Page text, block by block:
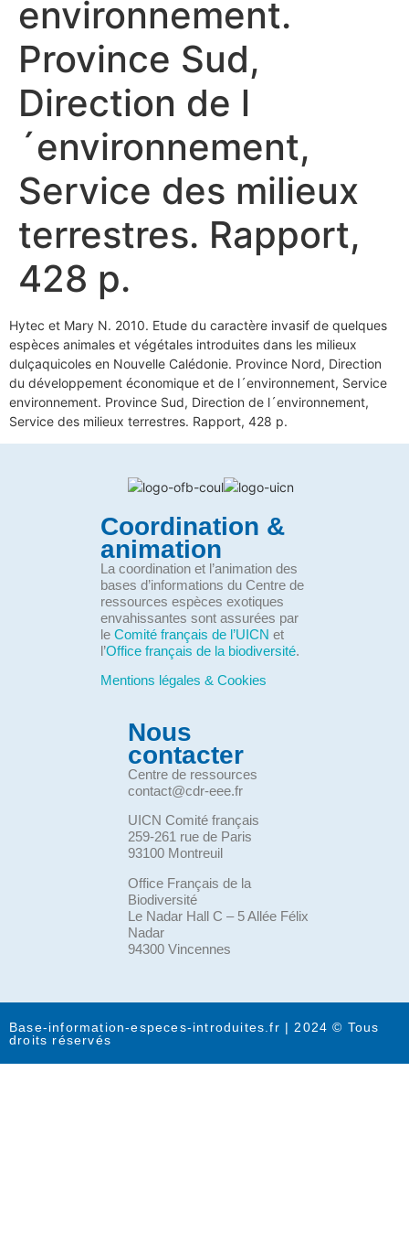
environnement.
Province Sud,
Direction de l
´environnement,
Service des milieux
terrestres. Rapport,
428 p.
Hytec et Mary N. 2010. Etude du caractère invasif de quelques
espèces animales et végétales introduites dans les milieux
dulçaquicoles en Nouvelle Calédonie. Province Nord, Direction
du développement économique et de l´environnement, Service
environnement. Province Sud, Direction de l´environnement,
Service des milieux terrestres. Rapport, 428 p.
Coordination &
animation
La coordination et l’animation des
bases d’informations du Centre de
ressources espèces exotiques
envahissantes sont assurées par
le Comité français de l’UICN et
l’Office français de la biodiversité.
Mentions légales & Cookies
Nous
contacter
Centre de ressources
contact@cdr-eee.fr
UICN Comité français
259-261 rue de Paris
93100 Montreuil
Office Français de la
Biodiversité
Le Nadar Hall C – 5 Allée Félix
Nadar
94300 Vincennes
Base-information-especes-introduites.fr | 2024 © Tous
droits réservés